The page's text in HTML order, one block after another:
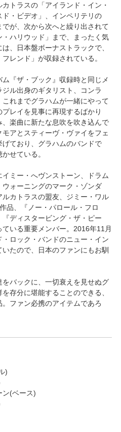
トラスの「アイランド・イン・
・ビデオ」、インペリテリの
でが、次から次へと繰り出されて
ハリウッド」まで、まったく気
、日本盤ボーナストラックで、
レンド」が収録されている。
『ザ・ブック』収録時と同じメ
ル出身のギタリスト、コンラ
これまでグラハムが一緒にやって
レイを見事に再現するばかり
楽曲に新たな息吹を吹き込んで
アとスティーヴ・ヴァイをフェ
ており、グラハムのバンドで
せている。
ミー・へヴンストーン、ドラム
ォーニングのマーク・ゾンダ
カトラスの盟友、ジミー・ワル
品、『ノー・パロール・フロ
ディスタービング・ザ・ピー
いる重要メンバー。2016年11月
ロック・バンドのニュー・イン
たので、日本のファンにもお馴
バックに、一切衰えを見せぬグ
存分に堪能することのできる、
ファン必携のアイテムであろ
)
ン(ベース)